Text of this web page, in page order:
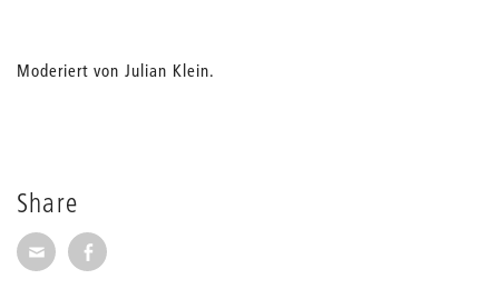
Share
Share via E-Mail
Share on Facebook
Moderiert von Julian Klein.